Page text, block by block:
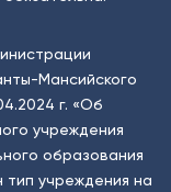
Мансийского
г. «Об
учреждения
образования
тип учреждения на